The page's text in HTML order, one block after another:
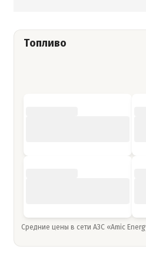
Топливо
Средние цены в сети АЗС «Amic